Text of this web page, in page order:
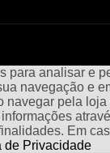
para analisar e
navegação e
navegar pela
Em
de Privacidade